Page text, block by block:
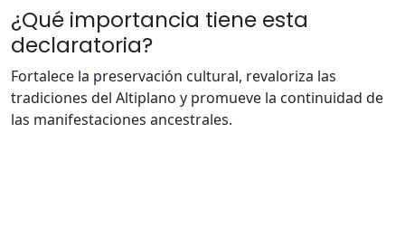
¿Qué importancia tiene esta
declaratoria?
Fortalece la preservación cultural, revaloriza las
tradiciones del Altiplano y promueve la continuidad de
las manifestaciones ancestrales.